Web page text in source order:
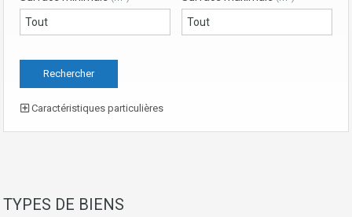
Caractéristiques particulières
TYPES DE BIENS